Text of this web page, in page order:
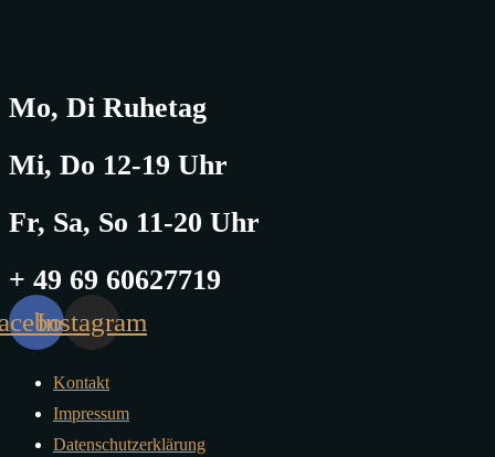
Mo, Di Ruhetag
Mi, Do 12-19 Uhr
Fr, Sa, So 11-20 Uhr
+ 49 69 60627719
Instagram
Kontakt
Impressum
Datenschutzerklärung